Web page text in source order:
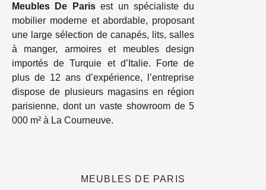
Meubles De Parisest un spécialiste du
mobilier moderne et abordable, proposant
une large sélection de canapés, lits, salles
à manger, armoires et meubles design
importés de Turquie et d’Italie. Forte de
plus de 12 ans d’expérience, l’entreprise
dispose de plusieurs magasins en région
parisienne, dont un vaste showroom de 5
000 m² à La Courneuve.
MEUBLES DE PARIS